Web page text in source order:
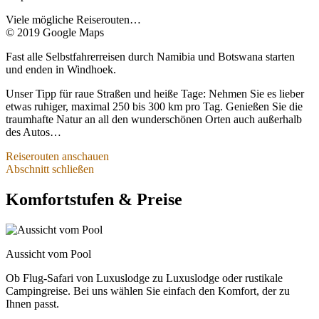
Die Buchung bei unseren deutschsprachigen namibischen
zur eigenen Organisation. Pro Person sind das je nach
gewähltem Reisekomfort also meist nur 150 bis 300 Euro
Recherchen, Verfügbarkeitsprüfungen und Buchungen. Sie
profitieren von tagesaktuellen Wissen und haben die
Sicherheit einer Ansprechpartnerin vor Ort in Namibia bei
allen Fragen und Problemen.
Reisen üblicherweise lokal organisieren, für kurzfristige
Reisen, Reisen mit kleinerem Budget und Campingreisen.
deutschem Reiserecht
kostet zwar etwa 20% Aufpreis zur
Wechselkursrisiko bis zur finalen Zahlung, keine
Vertragspartner mit Insolvenzabsicherung und Mängelhaftung
Reiserecht.
Diese Variante empfehlen wir vor allem bei höherpreisigen
Reisen z.B. in edlen Safari-Lodges und bei langfristig
Viele mögliche Reiserouten…
© 2019 Google Maps
Fast alle Selbstfahrerreisen durch Namibia und Botswana starten
und enden in Windhoek.
Unser Tipp für raue Straßen und heiße Tage: Nehmen Sie es lieber
etwas ruhiger, maximal 250 bis 300 km pro Tag. Genießen Sie die
traumhafte Natur an all den wunderschönen Orten auch außerhalb
des Autos…
Kurztripps für ca. 1 Woche
… sind noch relativ selten, werden dank der günstigen
zunehmend genutzt.
Mehr erfahren
Reiserouten anschauen
Abschnitt schließen
Komfortstufen & Preise
Aussicht vom Pool
Ob Flug-Safari von Luxuslodge zu Luxuslodge oder rustikale
Campingreise. Bei uns wählen Sie einfach den Komfort, der zu
Ihnen passt.